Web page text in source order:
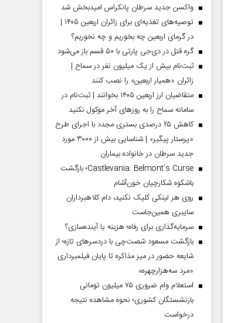
واکسن جدید سرطان پانکراس امیدبخش شد
توصیه‌های تغذیه‌ای برای زائران اربعین ۱۴۰۵ |
در گرمای اربعین چه بخوریم و چه نخوریم؟
گره قتل در دی‌جی پارتی با ۵۰ قسم باز می‌شود
ثبت‌نام بیش از یک میلیون نفر در سماح |
زائران «همیار اربعین» را نصب کنند
متقاضیان ارز اربعین ۱۴۰۵ بخوانند | ثبت‌نام در
سامانه سماح را به روز‌های آخر موکول نکنید
کاهش ۲۵ درصدی بستری مجدد با اجرای طرح
«پرستار پیگیر» | شناسایی بیش از ۳۰۰۰ مورد
جدید سرطان در خانواده بیماران
Castlevania: Belmont’s Curse؛ بازگشت
باشکوه شکارچیان خون‌آشام
روی هر لینکی کلیک نکنید، دام کلاهبرداران
سایبری همین‌جاست
سرمایه‌گذاری برای رفاه؛ هزینه یا آینده‌سازی؟
بازگشت مسعود شصت‌چی با دردسر‌های تازه؛ از
شایعه حضور در میز مذاکره تا پایان فیلمبرداری
«مرد سه‌هزارچهره»
استعلام وام ضروری ۷۵ میلیون تومانی
بازنشستگان کشوری؛ نحوه مشاهده نتیجه
درخواست